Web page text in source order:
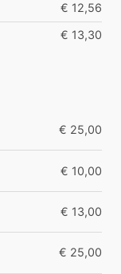
€ 12,56
€ 13,30
€ 25,00
€ 10,00
€ 13,00
€ 25,00